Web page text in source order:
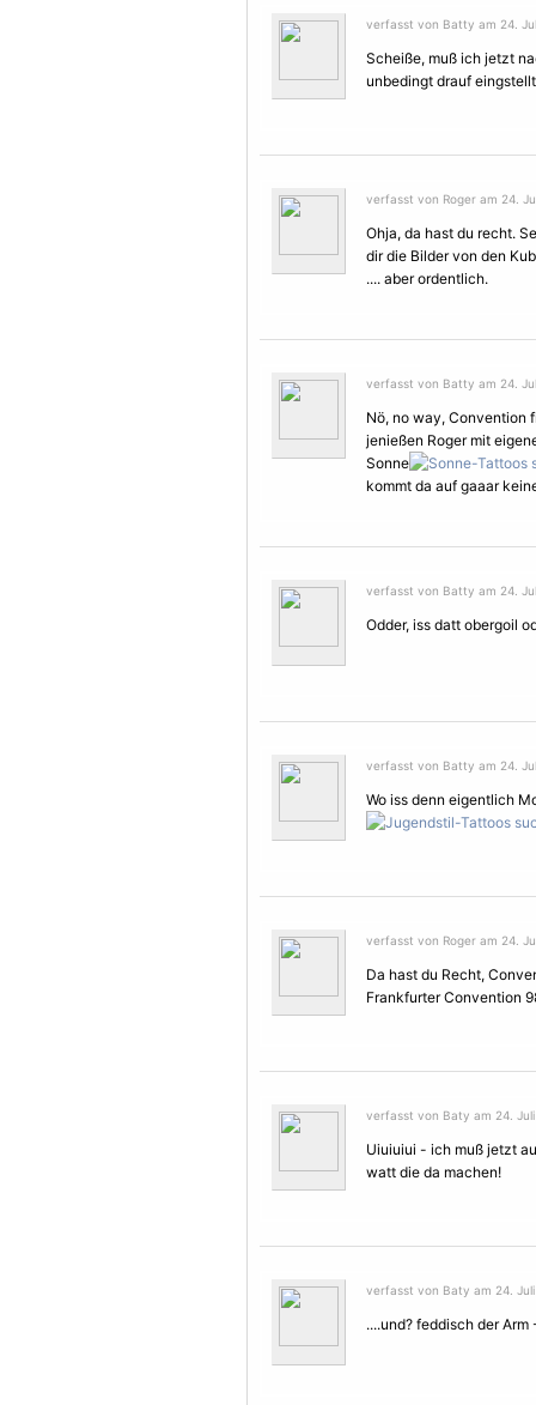
verfasst von Batty am 24.
Scheiße, muß ich jetzt
unbedingt drauf
verfasst von Roger am 24.
Ohja, da hast du recht.
dir die Bilder von den
.... aber ordentlich.
verfasst von Batty am 24.
Nö, no way, Convention
jenießen Roger mit
Sonne
kommt da auf gaaar
verfasst von Batty am 24.
Odder, iss datt obergoil
verfasst von Batty am 24.
Wo iss denn eigentlich
verfasst von Roger am 24.
Da hast du Recht,
FrankfurterConvention
verfasst von Baty am 24.
Uiuiuiui - ich muß jetzt
watt die da machen!
verfasst von Baty am 24. Juli
....und? feddisch der Arm